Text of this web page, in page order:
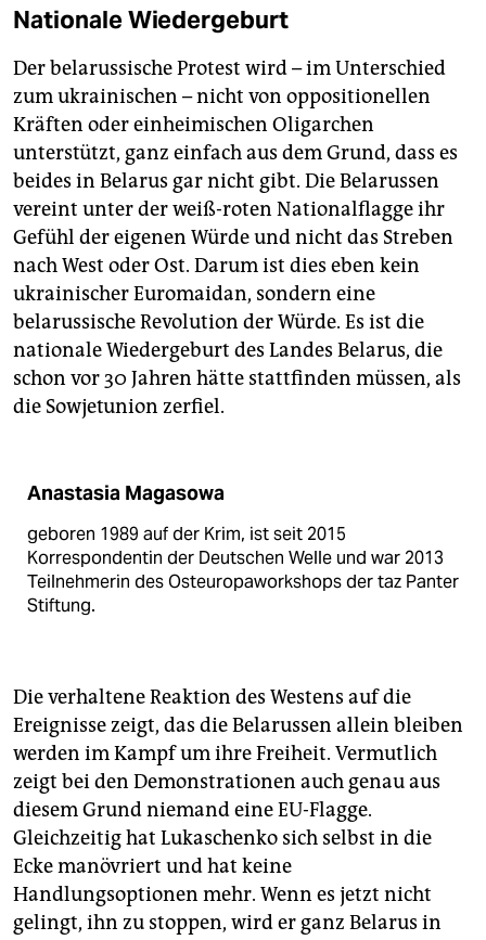
Nationale Wiedergeburt
Der belarussische Protest wird – im Unterschied
zum ukrainischen – nicht von oppositionellen
Kräften oder einheimischen Oligarchen
unterstützt, ganz einfach aus dem Grund, dass es
beides in Belarus gar nicht gibt. Die Belarussen
vereint unter der weiß-roten Nationalflagge ihr
Gefühl der eigenen Würde und nicht das Streben
nach West oder Ost. Darum ist dies eben kein
ukrainischer Euromaidan, sondern eine
belarussische Revolution der Würde. Es ist die
nationale Wiedergeburt des Landes Belarus, die
schon vor 30 Jahren hätte stattfinden müssen, als
die Sowjetunion zerfiel.
Anastasia Magasowa
geboren 1989 auf der Krim, ist seit 2015
Korrespondentin der Deutschen Welle und war 2013
Teilnehmerin des Osteuropaworkshops der taz Panter
Stiftung.
Die verhaltene Reaktion des Westens auf die
Ereignisse zeigt, das die Belarussen allein bleiben
werden im Kampf um ihre Freiheit. Vermutlich
zeigt bei den Demonstrationen auch genau aus
diesem Grund niemand eine EU-Flagge.
Gleichzeitig hat Lukaschenko sich selbst in die
Ecke manövriert und hat keine
Handlungsoptionen mehr. Wenn es jetzt nicht
gelingt, ihn zu stoppen, wird er ganz Belarus in